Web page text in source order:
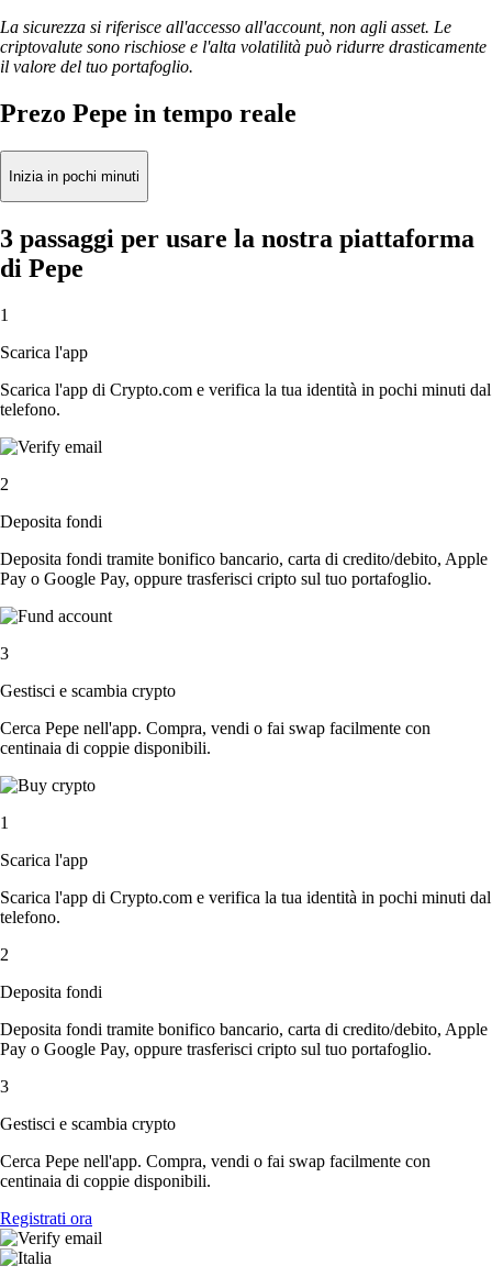
La sicurezza si riferisce all'accesso all'account, non agli asset. Le
criptovalute sono rischiose e l'alta volatilità può ridurre drasticamente
il valore del tuo portafoglio.
Prezo Pepe in tempo reale
Inizia in pochi minuti
3 passaggi per usare la nostra piattaforma
di Pepe
1
Scarica l'app
Scarica l'app di Crypto.com e verifica la tua identità in pochi minuti dal
telefono.
2
Deposita fondi
Deposita fondi tramite bonifico bancario, carta di credito/debito, Apple
Pay o Google Pay, oppure trasferisci cripto sul tuo portafoglio.
3
Gestisci e scambia crypto
Cerca Pepe nell'app. Compra, vendi o fai swap facilmente con
centinaia di coppie disponibili.
1
Scarica l'app
Scarica l'app di Crypto.com e verifica la tua identità in pochi minuti dal
telefono.
2
Deposita fondi
Deposita fondi tramite bonifico bancario, carta di credito/debito, Apple
Pay o Google Pay, oppure trasferisci cripto sul tuo portafoglio.
3
Gestisci e scambia crypto
Cerca Pepe nell'app. Compra, vendi o fai swap facilmente con
centinaia di coppie disponibili.
Registrati ora